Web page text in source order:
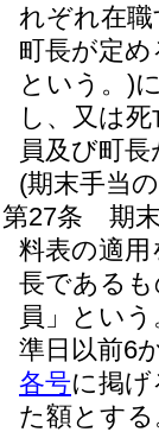
れぞれ在
町長が定め
という。)
し、又は
員及び町
(期末手当
第27条
期
料表の適
長である
員」という
準日以前6
各号に掲
た額とす